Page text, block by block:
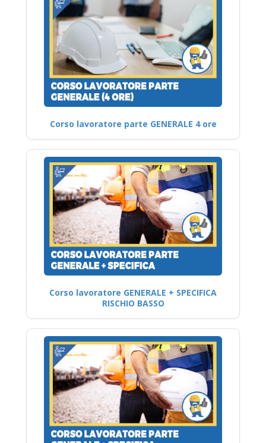
Corso lavoratore parte GENERALE 4 ore
Corso lavoratore GENERALE + SPECIFICA
RISCHIO BASSO